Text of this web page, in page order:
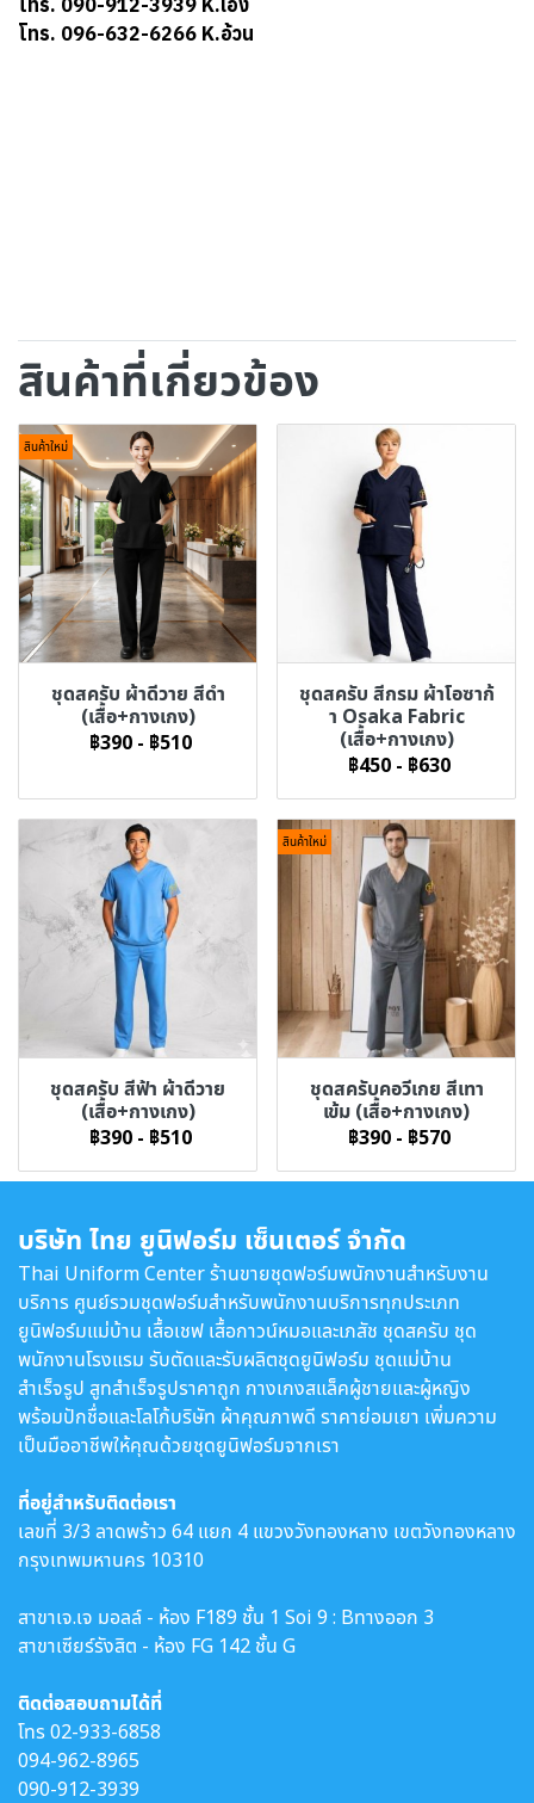
โทร. 090-912-3939 K.เอิง
โทร. 096-632-6266 K.อ้วน
สินค้าที่เกี่ยวข้อง
สินค้าใหม่
ชุดสครับ ผ้าดีวาย สีดำ
(เสื้อ+กางเกง)
฿390 - ฿510
ชุดสครับ สีกรม ผ้าโอซาก้
า Osaka Fabric
(เสื้อ+กางเกง)
฿450 - ฿630
ชุดสครับ สีฟ้า ผ้าดีวาย
(เสื้อ+กางเกง)
฿390 - ฿510
สินค้าใหม่
ชุดสครับคอวีเกย สีเทา
เข้ม (เสื้อ+กางเกง)
฿390 - ฿570
บริษัท ไทย ยูนิฟอร์ม เซ็นเตอร์ จำกัด
Thai Uniform Center ร้านขายชุดฟอร์มพนักงานสำหรับงาน
บริการ ศูนย์รวมชุดฟอร์มสำหรับพนักงานบริการทุกประเภท
ยูนิฟอร์มแม่บ้าน เสื้อเชฟ เสื้อกาวน์หมอและเภสัช ชุดสครับ ชุด
พนักงานโรงแรม รับตัดและรับผลิตชุดยูนิฟอร์ม ชุดแม่บ้าน
สำเร็จรูป สูทสำเร็จรูปราคาถูก กางเกงสแล็คผู้ชายและผู้หญิง
พร้อมปักชื่อและโลโก้บริษัท ผ้าคุณภาพดี ราคาย่อมเยา เพิ่มความ
เป็นมืออาชีพให้คุณด้วยชุดยูนิฟอร์มจากเรา
ที่อยู่สำหรับติดต่อเรา
เลขที่ 3/3 ลาดพร้าว 64 แยก 4 แขวงวังทองหลาง เขตวังทองหลาง
กรุงเทพมหานคร 10310
สาขาเจ.เจ มอลล์ - ห้อง F189 ชั้น 1 Soi 9 : Bทางออก 3
สาขาเซียร์รังสิต - ห้อง FG 142 ชั้น G
ติดต่อสอบถามได้ที่
โทร02-933-6858
094-962-8965
090-912-3939